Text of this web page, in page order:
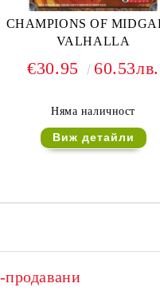
CHAMPIONS OF
VALHALLA
€30.95 60.53лв.
Няма наличност
Виж детайли